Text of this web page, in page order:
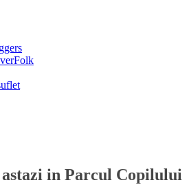
in Parcul Copilului